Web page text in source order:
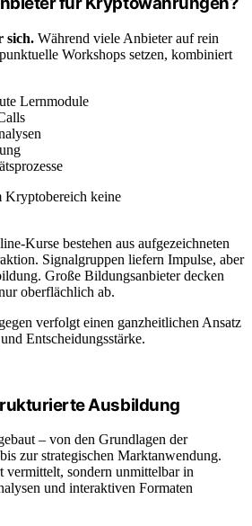
sich. Während viele Anbieter auf rein
Workshops setzen, kombiniert
Lernmodule
Kryptobereich keine
Kurse bestehen aus aufgezeichneten
Signalgruppen liefern Impulse, aber
Große Bildungsanbieter decken
oberflächlich ab.
verfolgt einen ganzheitlichen Ansatz
Entscheidungsstärke.
Ausbildung
– von den Grundlagen der
zur strategischen Marktanwendung.
sondern unmittelbar in
und interaktiven Formaten